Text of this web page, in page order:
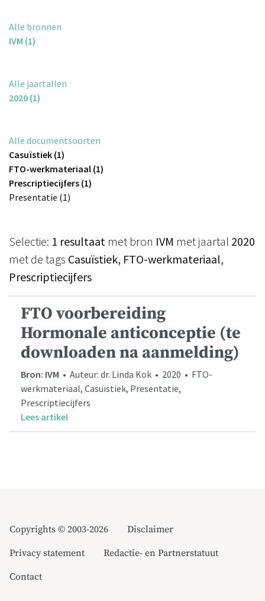
Alle bronnen
IVM (1)
Alle jaartallen
2020 (1)
Alle documentsoorten
Casuïstiek (1)
FTO-werkmateriaal (1)
Prescriptiecijfers (1)
Presentatie (1)
Selectie: 1 resultaat met bron IVM met jaartal 2020
met de tags Casuïstiek, FTO-werkmateriaal,
Prescriptiecijfers
FTO voorbereiding
Hormonale anticonceptie (te
downloaden na aanmelding)
Bron: IVM • Auteur: dr. Linda Kok • 2020 • FTO-
werkmateriaal, Casuïstiek, Presentatie,
Prescriptiecijfers
Lees artikel
Copyrights © 2003-2026
Disclaimer
Privacy statement
Redactie- en Partnerstatuut
Contact